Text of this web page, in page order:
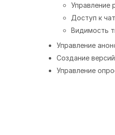
Управление
Доступ к
Видимость
Управление
Создание
Управление